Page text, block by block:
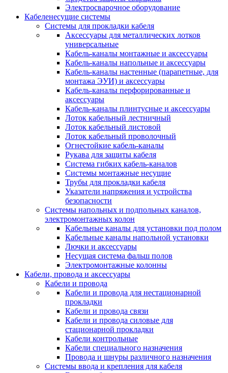
Электросварочное оборудование
Кабеленесущие системы
Системы для прокладки кабеля
Аксессуары для металлических лотков
универсальные
Кабель-каналы монтажные и аксессуары
Кабель-каналы напольные и аксессуары
Кабель-каналы настенные (парапетные, для
монтажа ЭУИ) и аксессуары
Кабель-каналы перфорированные и
аксессуары
Кабель-каналы плинтусные и аксессуары
Лоток кабельный лестничный
Лоток кабельный листовой
Лоток кабельный проволочный
Огнестойкие кабель-каналы
Рукава для защиты кабеля
Система гибких кабель-каналов
Системы монтажные несущие
Трубы для прокладки кабеля
Указатели напряжения и устройства
безопасности
Системы напольных и подпольных каналов,
электромонтажных колон
Кабельные каналы для установки под полом
Кабельные каналы напольной установки
Лючки и аксессуары
Несущая система фальш полов
Электромонтажные колонны
Кабели, провода и аксессуары
Кабели и провода
Кабели и провода для нестационарной
прокладки
Кабели и провода связи
Кабели и провода силовые для
стационарной прокладки
Кабели контрольные
Кабели специального назначения
Провода и шнуры различного назначения
Системы ввода и крепления для кабеля